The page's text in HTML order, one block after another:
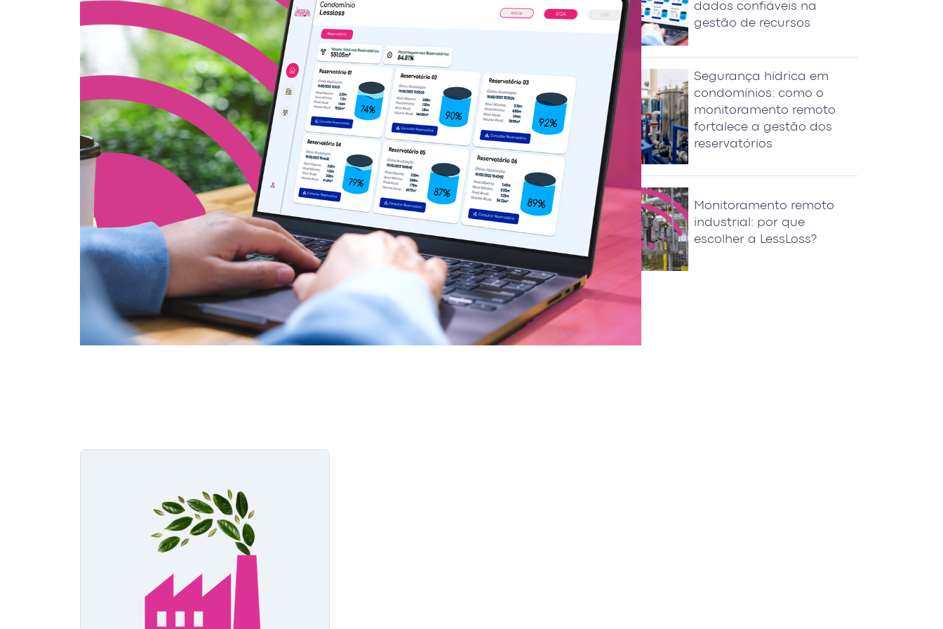
dados confiáveis na
gestão de recursos
Segurança hídrica em
condomínios: como o
monitoramento remoto
fortalece a gestão dos
reservatórios
Monitoramento remoto
industrial: por que
escolher a LessLoss?